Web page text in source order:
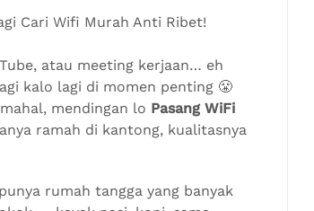
Cari Wifi Murah Anti Ribet!
atau meeting kerjaan… eh
kalo lagi di momen penting 😤
mendingan lo Pasang WiFi
ramah di kantong, kualitasnya
rumah tangga yang banyak